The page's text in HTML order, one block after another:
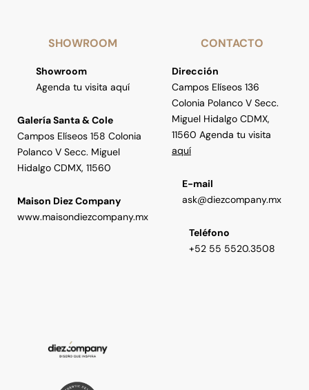
SHOWROOM
Showroom
Agenda tu visita aquí
Galería Santa & Cole
Campos Elíseos 158 Colonia
Polanco V Secc. Miguel
Hidalgo CDMX, 11560
Maison Diez Company
www.maisondiezcompany.mx
CONTACTO
Dirección
Campos Elíseos 136
Colonia Polanco V Secc.
Miguel Hidalgo CDMX,
11560 Agenda tu visita
aquí
E-mail
ask@diezcompany.mx
Teléfono
+52 55 5520.3508